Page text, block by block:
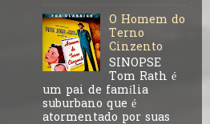
O Homem do
Terno
Cinzento
SINOPSE
Tom Rath é
um pai de família
suburbano que é
atormentado por suas